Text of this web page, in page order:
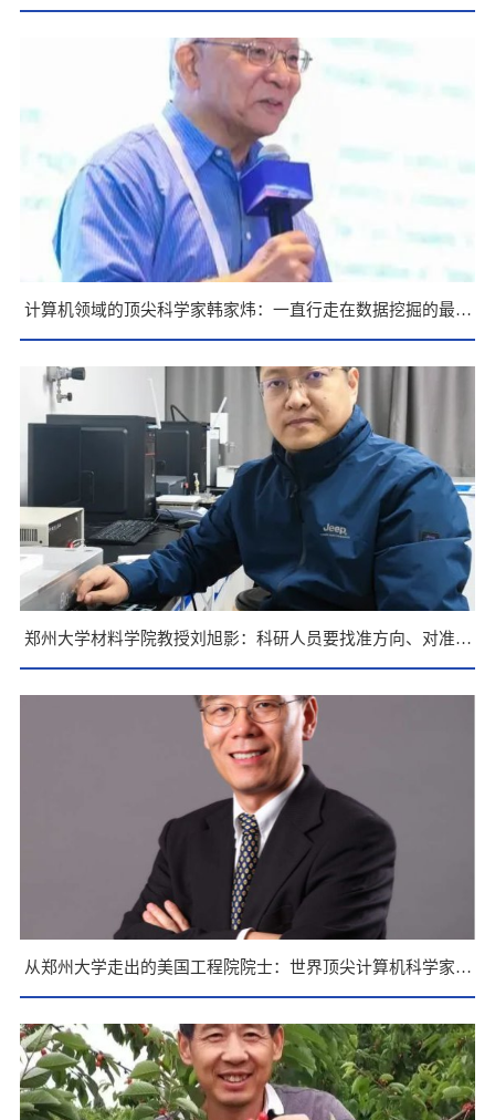
计算机领域的顶尖科学家韩家炜：一直行走在数据挖掘的最前
沿
郑州大学材料学院教授刘旭影：科研人员要找准方向、对准目
标、瞄准前沿
从郑州大学走出的美国工程院院士：世界顶尖计算机科学家张
宏江的初心、光荣与梦想